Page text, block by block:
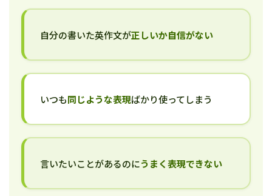
自分の書いた英作文が正しいか自信がない
いつも同じような表現ばかり使ってしまう
言いたいことがあるのにうまく表現できない